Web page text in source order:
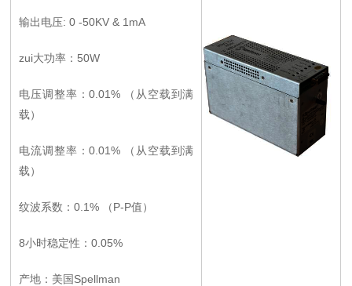
输出电压: 0 -50KV & 1mA
zui大功率：50W
电压调整率：0.01% （从空载到满
载）
电流调整率：0.01% （从空载到满
载）
纹波系数：0.1% （P-P值）
8小时稳定性：0.05%
产地：美国Spellman